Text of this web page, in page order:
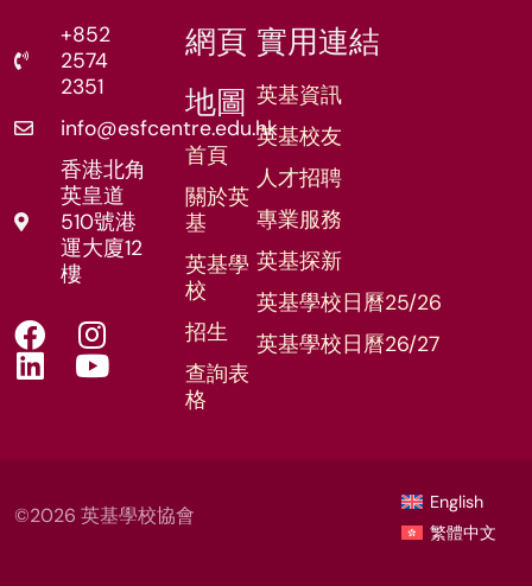
+852
2574
2351
info@esfcentre.edu.hk
香港北角
英皇道
510號港
運大廈12
樓
網頁
地圖
首頁
關於英
基
英基學
校
招生
查詢表
格
實用連結
英基資訊
英基校友
人才招聘
專業服務
英基探新
英基學校日曆25/26
英基學校日曆26/27
©2026 英基學校協會
English
繁體中文